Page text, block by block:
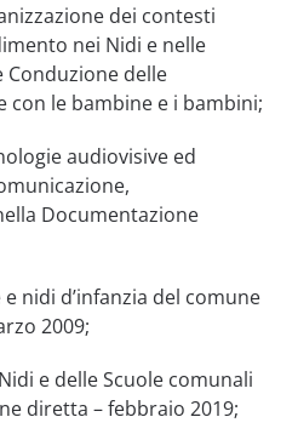
dei contesti
nei Nidi e nelle
Conduzione delle
con le bambine e i bambini;
audiovisive ed
Documentazione
nidi d’infanzia del comune
2009;
e delle Scuole comunali
diretta – febbraio 2019;